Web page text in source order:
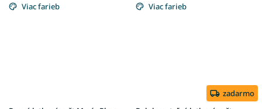
Viac farieb Viac farieb
zadarmo